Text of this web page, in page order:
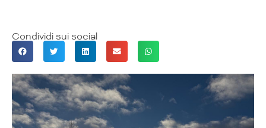
Condividi sui social